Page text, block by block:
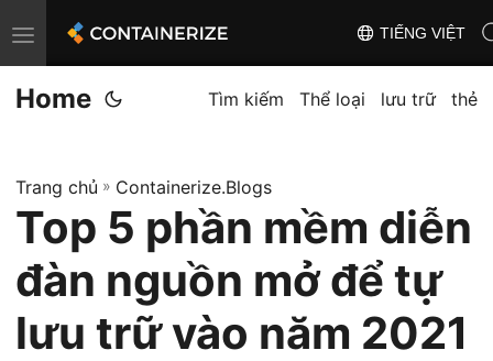
T
o
g
e
n
v
i
g
TIẾNG VIỆT
Home Tìm kiếm Thể loại lưu trữ thẻ
Trang chủ » Containerize.Blogs
Top 5 phần mềm diễn
đàn nguồn mở để tự
lưu trữ vào năm 2021